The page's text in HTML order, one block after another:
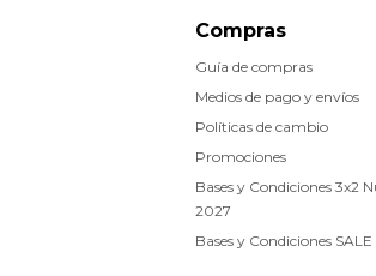
Compras
Guía de compras
Medios de pago y envíos
Políticas de cambio
Promociones
Bases y Condiciones 3x2
2027
Bases y Condiciones SALE